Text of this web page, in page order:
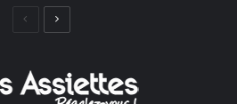
Page